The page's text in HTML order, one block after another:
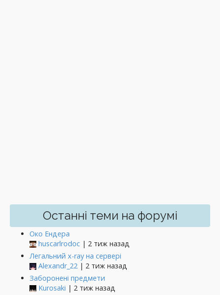
Останні теми на форумі
Око Ендера
huscarlrodoc | 2 тиж назад
Легальний x-ray на сервері
Alexandr_22 | 2 тиж назад
Заборонені предмети
Kurosaki | 2 тиж назад